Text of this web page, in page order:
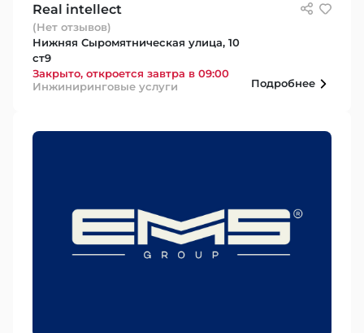
Real intellect
(Нет отзывов)
Нижняя Сыромятническая улица, 10
ст9
Закрыто, откроется завтра в 09:00
Инжиниринговые услуги
Подробнее